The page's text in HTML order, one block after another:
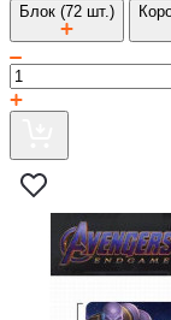
Блок (72 шт.)